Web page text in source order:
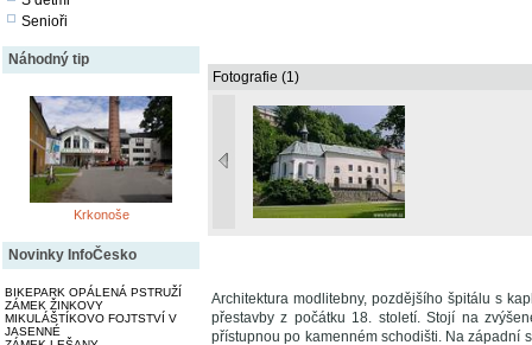
Senioři
Náhodný tip
Krkonoše
Novinky InfoČesko
BIKEPARK OPÁLENÁ PSTRUŽÍ
ZÁMEK ŽINKOVY
MIKULÁŠTÍKOVO FOJTSTVÍ V
JASENNÉ
Fotografie (1)
Architektura modlitebny, pozdějšího špitálu s
přestavby z počátku 18. století. Stojí na
přístupnou po kamenném schodišti. Na západní